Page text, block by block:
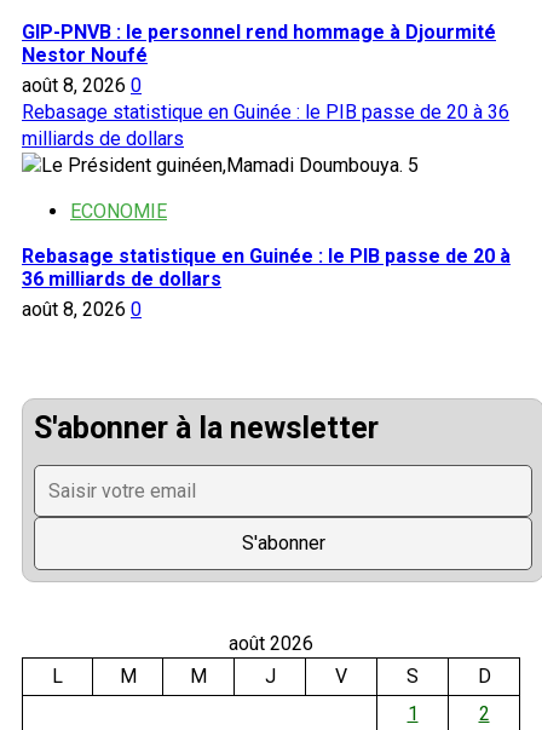
GIP-PNVB : le personnel rend hommage à Djourmité
Nestor Noufé
août 8, 2026 0
Rebasage statistique en Guinée : le PIB passe de 20 à 36
milliards de dollars
5
ECONOMIE
Rebasage statistique en Guinée : le PIB passe de 20 à
36 milliards de dollars
août 8, 2026 0
S'abonner à la newsletter
août 2026
L
M M J V S
D
1
2